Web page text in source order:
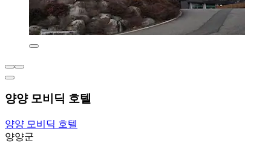
양양 모비딕 호텔
양양 모비딕 호텔
양양군